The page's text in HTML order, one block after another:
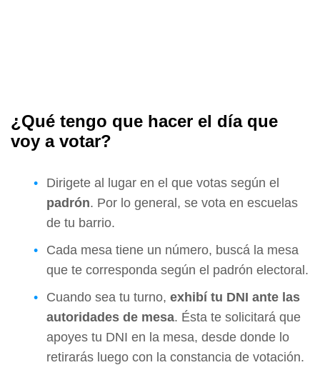
¿Qué tengo que hacer el día que
voy a votar?
Dirigete al lugar en el que votas según el
padrón. Por lo general, se vota en escuelas
de tu barrio.
Cada mesa tiene un número, buscá la mesa
que te corresponda según el padrón electoral.
Cuando sea tu turno, exhibí tu DNI ante las
autoridades de mesa. Ésta te solicitará que
apoyes tu DNI en la mesa, desde donde lo
retirarás luego con la constancia de votación.